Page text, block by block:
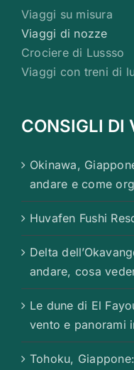
Viaggi su misura
Viaggi di nozze
Crociere di Lussso
Viaggi con treni di
CONSIGLI DI
Okinawa,
andare e come
Huvafen Fushi
Delta
andare, cosa
Le dune di El
vento e panorami
Tohoku,